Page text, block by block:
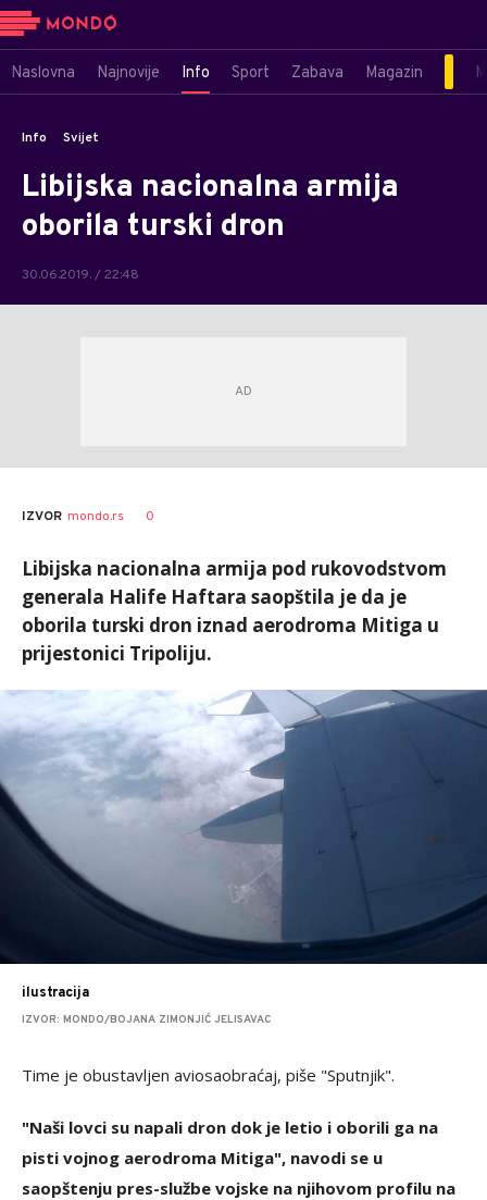
Naslovna Najnovije Info Sport Zabava Magazin
Info Svijet
Libijska nacionalna armija
oborila turski dron
30.06.2019. / 22:48
IZVOR mondo.rs 0
Libijska nacionalna armija pod rukovodstvom
generala Halife Haftara saopštila je da je
oborila turski dron iznad aerodroma Mitiga u
prijestonici Tripoliju.
ilustracija
IZVOR: MONDO/BOJANA ZIMONJIĆ JELISAVAC
Time je obustavljen aviosaobraćaj, piše "Sputnjik".
"Naši lovci su napali dron dok je letio i oborili ga na
pisti vojnog aerodroma Mitiga", navodi se u
saopštenju pres-službe vojske na njihovom profilu na